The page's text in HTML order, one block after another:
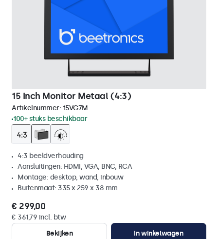
15 Inch Monitor Metaal (4:3)
Artikelnummer: 15VG7M
100+ stuks beschikbaar
4:3 beeldverhouding
Aansluitingen: HDMI, VGA, BNC, RCA
Montage: desktop, wand, inbouw
Buitenmaat: 335 x 259 x 38 mm
€ 299,00
€ 361,79 incl. btw
Bekijken
In winkelwagen